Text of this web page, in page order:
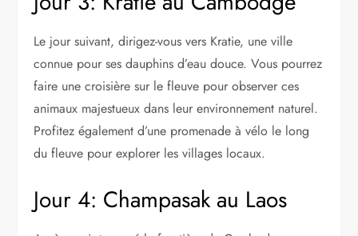
Le jour suivant, dirigez-vous vers Kratie, une ville
connue pour ses dauphins d’eau douce. Vous pourrez
faire une croisière sur le fleuve pour observer ces
animaux majestueux dans leur environnement naturel.
Profitez également d’une promenade à vélo le long
du fleuve pour explorer les villages locaux.
Jour 4: Champasak au Laos